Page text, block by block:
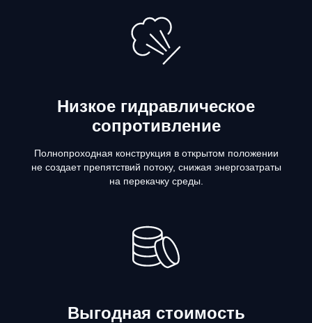
Низкое гидравлическое
сопротивление
Полнопроходная конструкция в открытом положении
не создает препятствий потоку, снижая энергозатраты
на перекачку среды.
Выгодная стоимость